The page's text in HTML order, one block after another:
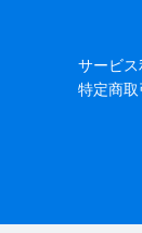
サービ
特定商